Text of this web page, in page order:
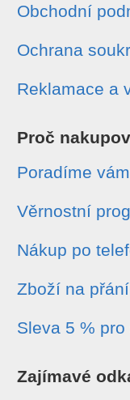
Obchodní
Ochrana
Reklamace a
Proč
Poradíme
Věrnostní
Nákup po
Zboží na přání
Sleva 5 %
Zajímavé